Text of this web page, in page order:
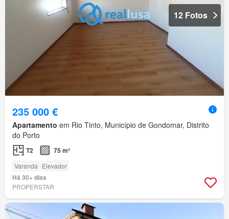
12 Fotos
235 000 €
Apartamento em Rio Tinto, Município de Gondomar, Distrito
do Porto
T2 75 m²
Varanda Elevador
Há 30+ dias
PROPERSTAR